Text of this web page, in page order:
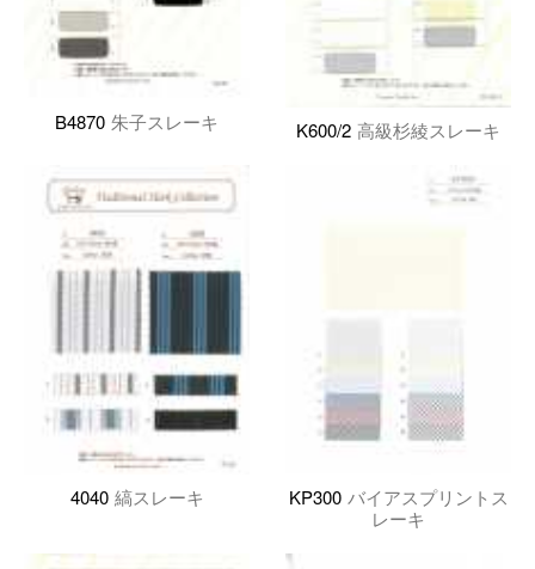
B4870 朱子スレーキ K600/2 高級杉綾スレーキ
4040 縞スレーキ KP300 バイアスプリントス
レーキ